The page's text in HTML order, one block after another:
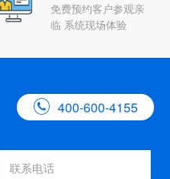
免费预约客户参观亲
临 系统现场体验
 400-600-4155